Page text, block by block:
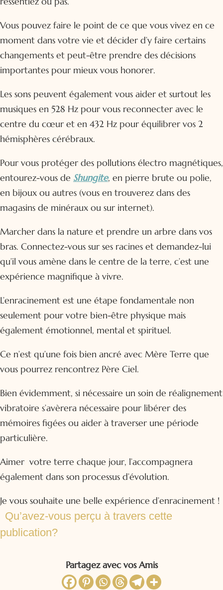
Vous pouvez faire le point de ce que vous vivez en ce
moment dans votre vie et décider d’y faire certains
changements et peut-être prendre des décisions
importantes pour mieux vous honorer.
Les sons peuvent également vous aider et surtout les
musiques en 528 Hz pour vous reconnecter avec le
centre du cœur et en 432 Hz pour équilibrer vos 2
hémisphères cérébraux.
Pour vous protéger des pollutions électro magnétiques,
entourez-vous de Shungite, en pierre brute ou polie,
en bijoux ou autres (vous en trouverez dans des
magasins de minéraux ou sur internet).
Marcher dans la nature et prendre un arbre dans vos
bras. Connectez-vous sur ses racines et demandez-lui
qu’il vous amène dans le centre de la terre, c’est une
expérience magnifique à vivre.
L’enracinement est une étape fondamentale non
seulement pour votre bien-être physique mais
également émotionnel, mental et spirituel.
Ce n’est qu’une fois bien ancré avec Mère Terre que
vous pourrez rencontrez Père Ciel.
Bien évidemment, si nécessaire un soin de réalignement
vibratoire s’avèrera nécessaire pour libérer des
mémoires figées ou aider à traverser une période
particulière.
Aimer votre terre chaque jour, l’accompagnera
également dans son processus d’évolution.
Je vous souhaite une belle expérience d’enracinement !
Qu’avez-vous perçu à travers cette
publication?
Partagez avec vos Amis